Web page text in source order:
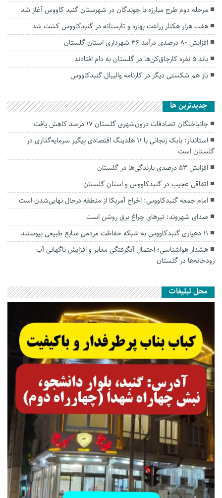
مرحله دوم طرح مبارزه با جوندگان در شهرستان گنبد کاووس آغاز شد
هفت هزار هکتار زراعت بهاره و تابستانه در گنبدکاووس کشت شد
افزایش ۸۰ درصدی درآمد ۳۶ شهرداری استان گلستان
باند ۵ نفره کارچاق‌کن‌ها در گلستان به دام افتادند
باز هم شکستی دیگر در کارنامه والیبال گنبدکاووس
جديدترين ها
جانباختگان تصادفات درون‌شهری گلستان ۱۷ درصد کاهش یافت
استاندار: بابک زنجانی با ۱۱ هلدینگ اقتصادی پیگیر سرمایه‌گذاری در
گلستان است
افزایش ۵۳ درصدی بارندگی‌ها در گلستان
اتفاقی عجیب در‌ گنبدکاووس و استان گلستان
امام جمعه گنبدکاووس: اخراج آمریکا از منطقه درحال نهایی‌شدن است
صدای شهروند: تیرهای چراغ برق روشن است
۱۱ دهیاری گنبدکاووس به شبکه حفاظت مردمی منابع طبیعی پیوستند
هشدار هواشناسی؛ احتمال آبگرفتگی معابر و افزایش ناگهانی آب
رودخانه‌ها در گلستان
محل تبلیغات